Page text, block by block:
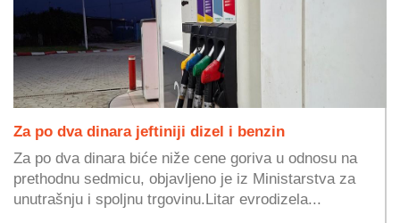
Za po dva dinara jeftiniji dizel i benzin
Za po dva dinara biće niže cene goriva u odnosu na
prethodnu sedmicu, objavljeno je iz Ministarstva za
unutrašnju i spoljnu trgovinu.Litar evrodizela...